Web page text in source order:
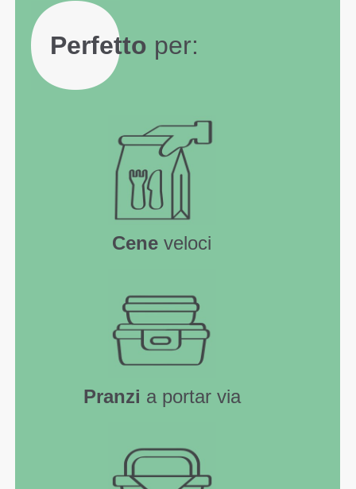
Perfetto per:
Cene veloci
Pranzi a portar via